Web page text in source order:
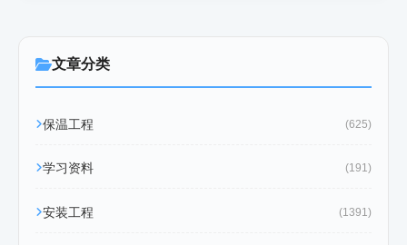
文章分类
保温工程 (625)
学习资料 (191)
安装工程 (1391)